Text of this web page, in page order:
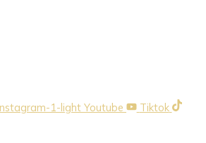
1-light Youtube Tiktok